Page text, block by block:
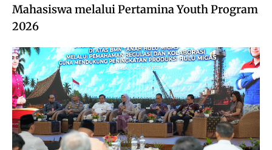
Mahasiswa melalui Pertamina Youth Program
2026